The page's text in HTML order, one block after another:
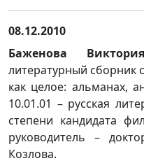
08.12.2010
Баженова
литературный сборник
как целое: альманах,
10.01.01 – русская
степени кандидата
руководитель –
Козлова.